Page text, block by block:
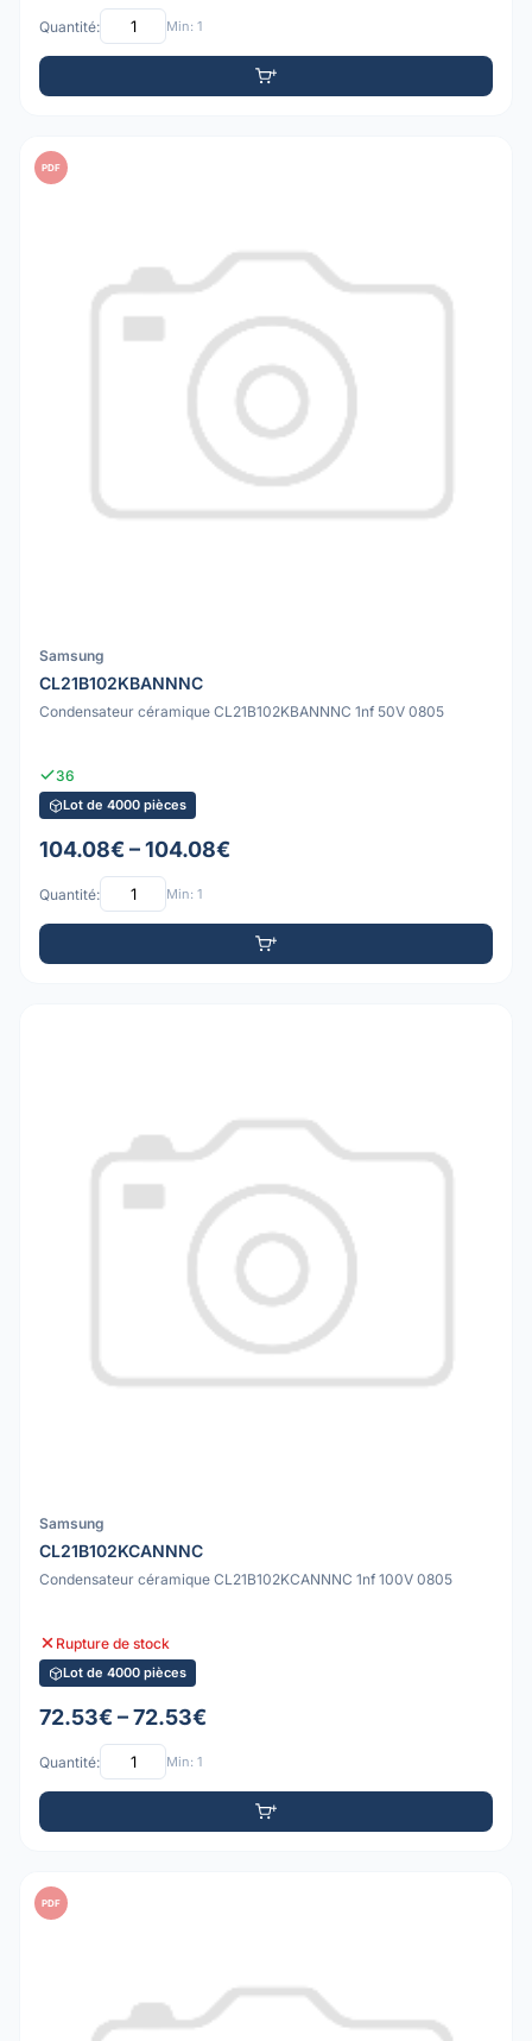
Quantité: Min: 1
PDF
Samsung
CL21B102KBANNNC
Condensateur céramique CL21B102KBANNNC 1nf 50V 0805
36
Lot de 4000 pièces
104.08€ – 104.08€
Quantité: Min: 1
Samsung
CL21B102KCANNNC
Condensateur céramique CL21B102KCANNNC 1nf 100V 0805
Rupture de stock
Lot de 4000 pièces
72.53€ – 72.53€
Quantité: Min: 1
PDF